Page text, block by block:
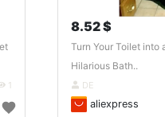
1
8.52 $
Turn Your Toilet into
Hilarious Bath..
DE
aliexpress